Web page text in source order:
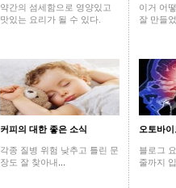
약간의 섬세함으로 영양있고
맛있는 요리가 될 수 있다.
커피의 대한 좋은 소식
각종 질병 위험 낮추고 틀린 문
장도 잘 찾아내
이거 어
잘 만들
오토바
블로그
줄까지